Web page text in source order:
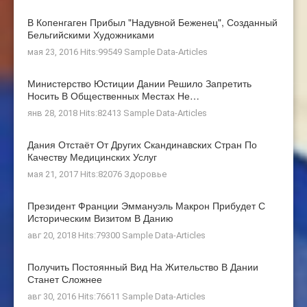
В Копенгаген Прибыл "Надувной Беженец", Созданный
Бельгийскими Художниками
мая 23, 2016 Hits:99549 Sample Data-Articles
Министерство Юстиции Дании Решило Запретить
Носить В Общественных Местах Не…
янв 28, 2018 Hits:82413 Sample Data-Articles
Дания Отстаёт От Других Скандинавских Стран По
Качеству Медицинских Услуг
мая 21, 2017 Hits:82076 Здоровье
Президент Франции Эммануэль Макрон Прибудет С
Историческим Визитом В Данию
авг 20, 2018 Hits:79300 Sample Data-Articles
Получить Постоянный Вид На Жительство В Дании
Станет Сложнее
авг 30, 2016 Hits:76611 Sample Data-Articles